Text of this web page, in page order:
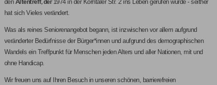
den
1974 in der Korntaler Str. 2 ins Leben gerufen wurde - seither
hat sich Vieles verändert.
Was als reines Seniorenangebot begann, ist inzwischen vor allem aufgrund
veränderter Bedürfnisse der Bürger*innen und aufgrund des demographischen
Wandels ein Treffpunkt für Menschen jeden Alters und aller Nationen, mit und
ohne Handicap.
Wir freuen uns auf Ihren Besuch in unseren schönen, barrierefreien